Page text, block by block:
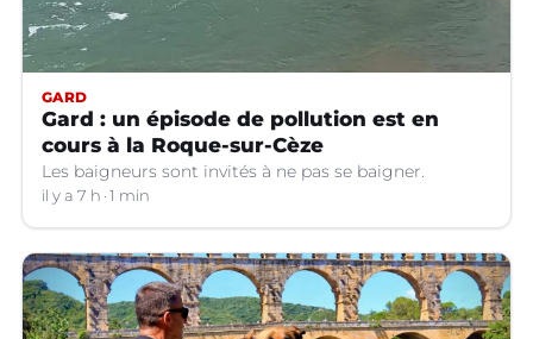
GARD
Gard : un épisode de pollution est en
cours à la Roque-sur-Cèze
Les baigneurs sont invités à ne pas se baigner.
il y a 7 h 1 min